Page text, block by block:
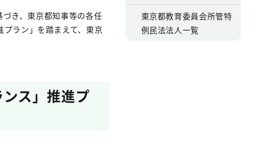
き、東京都知事等の各任
ラン」を踏まえて、東京
ス」推進プ
東京都教育委員会所管特
例民法法人一覧